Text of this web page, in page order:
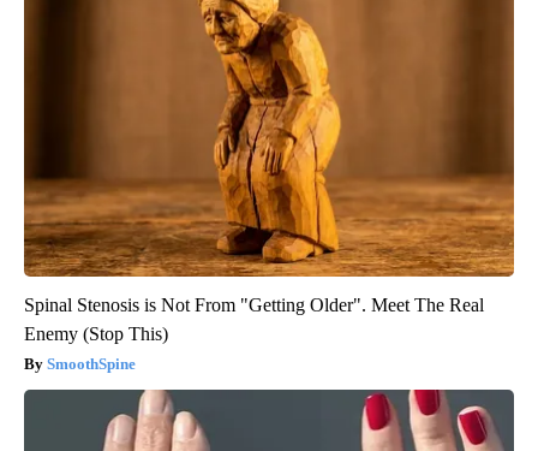
Spinal Stenosis is Not From "Getting Older". Meet The Real
Enemy (Stop This)
SmoothSpine